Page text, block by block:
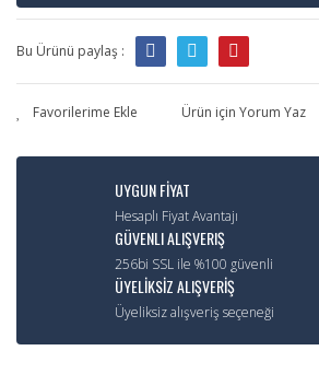
Bu Ürünü paylaş :
Ürün için Yorum Yaz
UYGUN FİYAT
Hesaplı Fiyat Avantajı
GÜVENLI ALIŞVERIŞ
256bi SSL ile %100 güvenli
ÜYELİKSİZ ALIŞVERİŞ
Üyeliksiz alışveriş seçeneği